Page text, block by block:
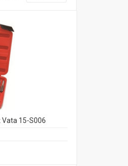
Vata 15-S006